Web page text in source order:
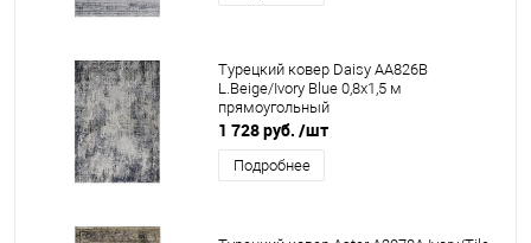
Турецкий ковер Daisy AA826B
L.Beige/Ivory Blue 0,8x1,5 м
прямоугольный
1 728 руб. /шт
Подробнее